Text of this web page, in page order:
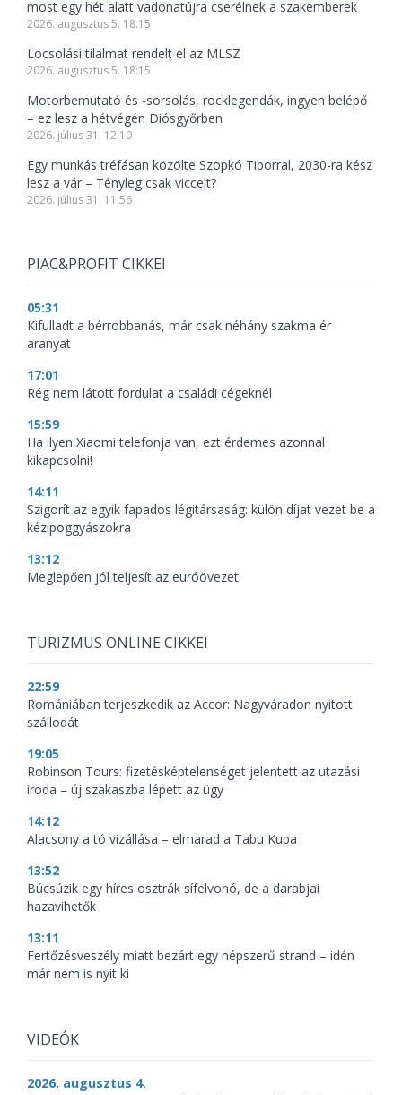
most egy hét alatt vadonatújra cserélnek a szakemberek
2026. augusztus 5. 18:15
Locsolási tilalmat rendelt el az MLSZ
2026. augusztus 5. 18:15
Motorbemutató és -sorsolás, rocklegendák, ingyen belépő
– ez lesz a hétvégén Diósgyőrben
2026. július 31. 12:10
Egy munkás tréfásan közölte Szopkó Tiborral, 2030-ra kész
lesz a vár – Tényleg csak viccelt?
2026. július 31. 11:56
PIAC&PROFIT CIKKEI
05:31
Kifulladt a bérrobbanás, már csak néhány szakma ér
aranyat
17:01
Rég nem látott fordulat a családi cégeknél
15:59
Ha ilyen Xiaomi telefonja van, ezt érdemes azonnal
kikapcsolni!
14:11
Szigorít az egyik fapados légitársaság: külön díjat vezet be a
kézipoggyászokra
13:12
Meglepően jól teljesít az euróövezet
TURIZMUS ONLINE CIKKEI
22:59
Romániában terjeszkedik az Accor: Nagyváradon nyitott
szállodát
19:05
Robinson Tours: fizetésképtelenséget jelentett az utazási
iroda – új szakaszba lépett az ügy
14:12
Alacsony a tó vizállása – elmarad a Tabu Kupa
13:52
Búcsúzik egy híres osztrák sífelvonó, de a darabjai
hazavihetők
13:11
Fertőzésveszély miatt bezárt egy népszerű strand – idén
már nem is nyit ki
VIDEÓK
2026. augusztus 4.